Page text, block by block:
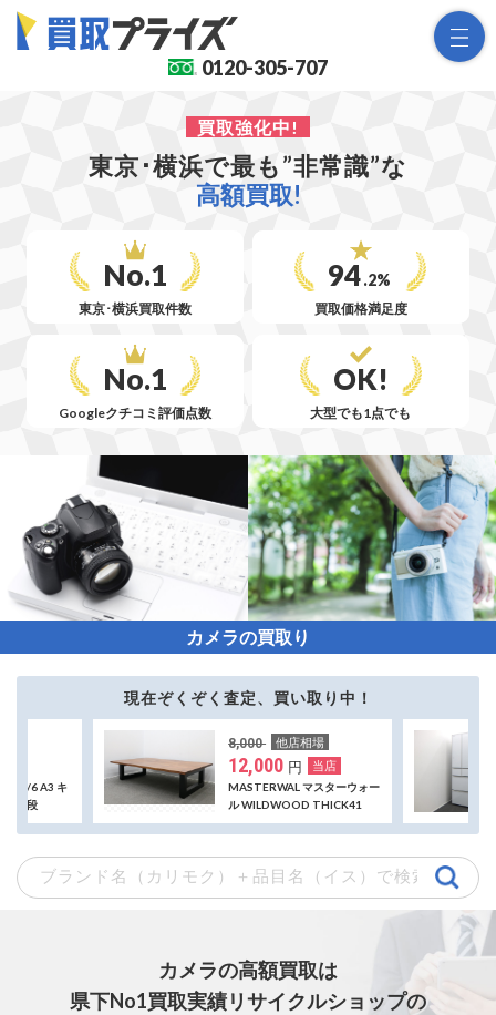
0120-305-707
買取強化中!
東京･横浜で最も”非常識”な
高額買取!
No.1
東京･横浜買取件数
94.2%
買取価格満足度
No.1
Googleクチコミ 評価点数
OK!
大型でも1点でも
カメラの買取り
現在ぞくぞく査定、買い取り中！
12,000円 当店
MASTERWAL マスターウォー
ル WILDWOOD THICK41
LIVING TABLE ワイルドウッ
ブラックチェリー
16,000
25,000
HITACHI
ア冷蔵庫
製
カメラの高額買取は
県下No1買取実績リサイクルショップの